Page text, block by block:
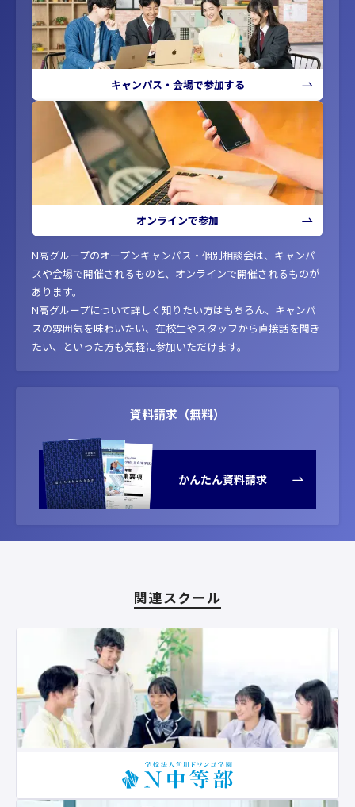
キャンパス・会場で参加する
オンラインで参加
N高グループのオープンキャンパス・個別相談会は、キャンパ
スや会場で開催されるものと、オンラインで開催されるものが
あります。
N高グループについて詳しく知りたい方はもちろん、キャンパ
スの雰囲気を味わいたい、在校生やスタッフから直接話を聞き
たい、といった方も気軽に参加いただけます。
資料請求（無料）
かんたん資料請求
関連スクール